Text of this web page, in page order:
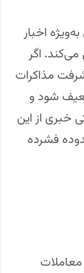
اخبار
می‌کند. اگر
مذاکرات
شود و
خبری از این
فشرده